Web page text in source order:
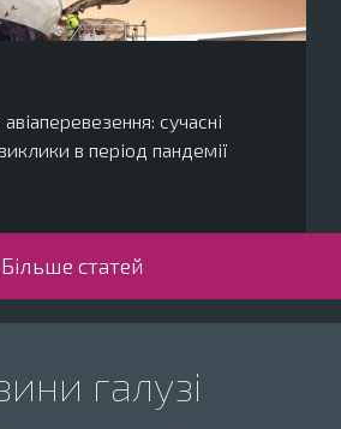
сучасні
в період пандемії
Більше статей
галузі